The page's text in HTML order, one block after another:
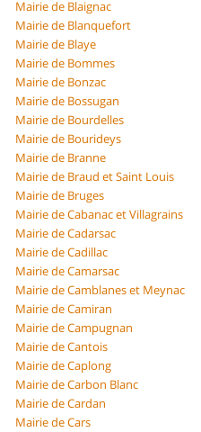
Mairie de Blaignac
Mairie de Blanquefort
Mairie de Blaye
Mairie de Bommes
Mairie de Bonzac
Mairie de Bossugan
Mairie de Bourdelles
Mairie de Bourideys
Mairie de Branne
Mairie de Braud et Saint Louis
Mairie de Bruges
Mairie de Cabanac et Villagrains
Mairie de Cadarsac
Mairie de Cadillac
Mairie de Camarsac
Mairie de Camblanes et Meynac
Mairie de Camiran
Mairie de Campugnan
Mairie de Cantois
Mairie de Caplong
Mairie de Carbon Blanc
Mairie de Cardan
Mairie de Cars